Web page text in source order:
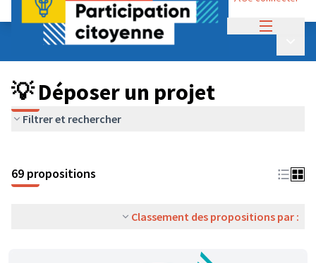
Budget Participatif ADULTE 2024
💡 Déposer un projet
💡 Déposer un projet
Filtrer et rechercher
69 propositions
Classement des propositions par :